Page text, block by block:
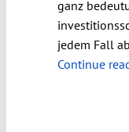
ganz
jedem Fall
Continue